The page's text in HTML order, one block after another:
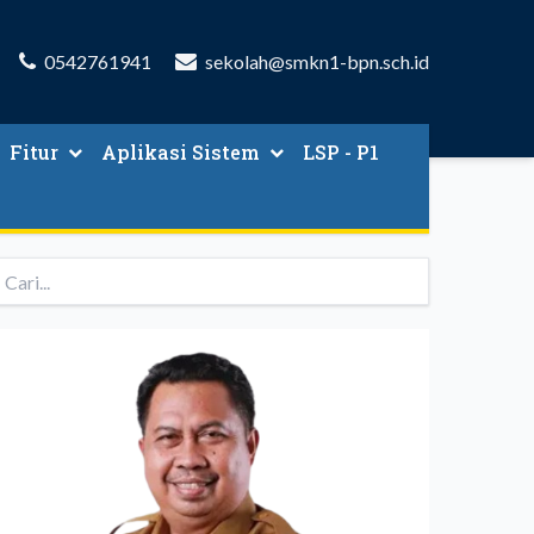
0542761941 sekolah@smkn1-bpn.sch.id
Fitur Aplikasi Sistem
LSP - P1